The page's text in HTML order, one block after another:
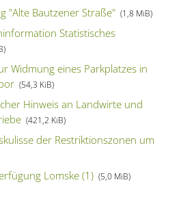
"Alte Bautzener Straße" (1,8 MiB)
Statistisches
Widmung eines Parkplatzes in
(54,3 KiB)
Hinweis an Landwirte und
(421,2 KiB)
der Restriktionszonen um
Lomske (1) (5,0 MiB)